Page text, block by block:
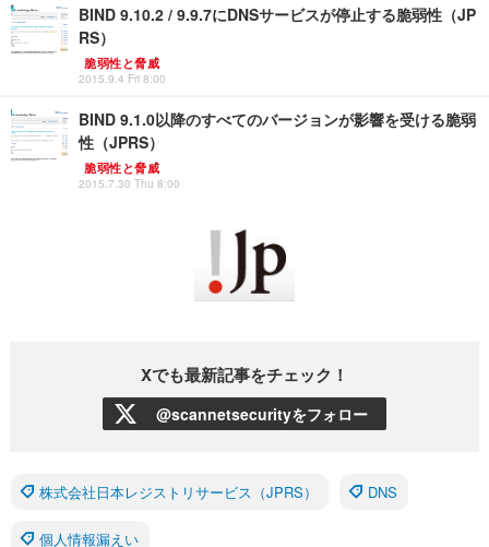
BIND 9.10.2 / 9.9.7にDNSサービスが停止する脆弱性（JP
RS）
脆弱性と脅威
2015.9.4 Fri 8:00
BIND 9.1.0以降のすべてのバージョンが影響を受ける脆弱
性（JPRS）
脆弱性と脅威
2015.7.30 Thu 8:00
Xでも最新記事をチェック！
@scannetsecurityをフォロー
株式会社日本レジストリサービス（JPRS） DNS
個人情報漏えい